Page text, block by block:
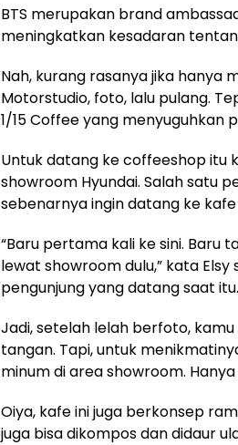
BTS merupakan brand
meningkatkan kesadaran
Nah, kurang rasanya jika hanya
Motorstudio, foto, lalu pulang.
1/15 Coffee yang menyuguhkan
Untuk datang ke coffeeshop itu
showroom Hyundai. Salah satu
sebenarnya ingin datang ke kafe
“Baru pertama kali ke sini. Baru
lewat showroom dulu,” kata
pengunjung yang datang saat itu.
Jadi, setelah lelah berfoto,
tangan. Tapi, untuk
minum di area showroom.
Oiya, kafe ini juga berkonsep
juga bisa dikompos dan didaur